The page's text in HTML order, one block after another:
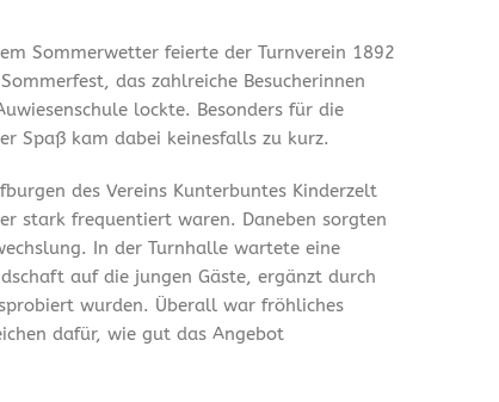
Sommerwetter feierte der Turnverein 1892
das zahlreiche Besucherinnen
lockte. Besonders für die
Spaß kam dabei keinesfalls zu kurz.
des Vereins Kunterbuntes Kinderzelt
stark frequentiert waren. Daneben sorgten
In der Turnhalle wartete eine
auf die jungen Gäste, ergänzt durch
wurden. Überall war fröhliches
dafür, wie gut das Angebot